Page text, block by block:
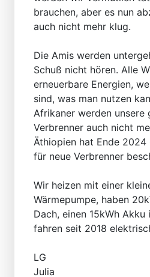
brauchen, aber es nun
auch nicht mehr klug.
Die Amis werden
Schuß nicht hören. Alle
erneuerbare Energien,
sind, was man nutzen
Afrikaner werden unsere
Verbrenner auch nicht
Äthiopien hat Ende
für neue Verbrenner
Wir heizen mit einer
Wärmepumpe, haben
Dach, einen 15kWh Akku
fahren seit 2018
LG
Julia